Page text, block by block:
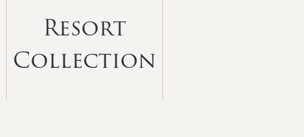
Resort
Collection